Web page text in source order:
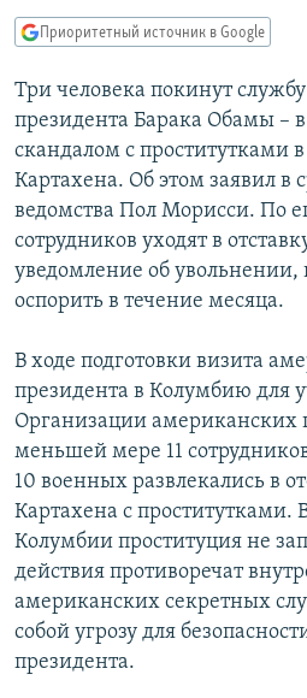
Вернутся
поиску
КАВКАЗ.РЕАЛИИ
СЕВЕР.РЕАЛИИ
СИБИРЬ.РЕАЛИИ
РАСПИСАНИЕ ВЕЩАНИЯ
ПОДПИШИТЕСЬ НА РАССЫЛКУ
Все сайты РСЕ/РС
Приоритетный источник в Google
Три человека покинут
президента Барака Обамы –
скандалом с проститутками
Картахена. Об этом заявил в
ведомства Пол Морисси. По
сотрудников уходят в
уведомление об увольнении,
оспорить в течение месяца.
В ходе подготовки визита
президента в Колумбию для
Организации американских
меньшей мере 11
10 военных развлекались в
Картахена с проститутками.
Колумбии проституция не
действия противоречат
американских секретных
собой угрозу для
президента.